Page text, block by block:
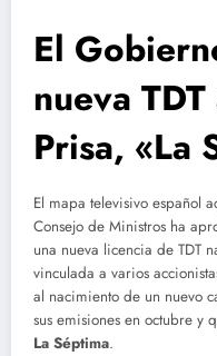
El
nueva
Prisa, «La
El mapa televisivo español
Consejo de Ministros ha
una nueva licencia de TDT
vinculada a varios
al nacimiento de un nuevo
sus emisiones en octubre y
La Séptima.